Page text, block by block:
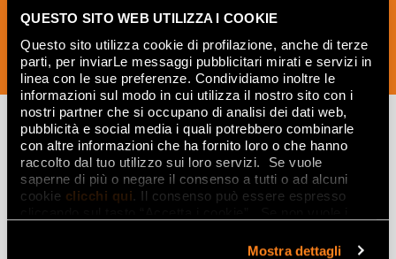
QUESTO SITO WEB UTILIZZA I COOKIE
Questo sito utilizza cookie di profilazione, anche di terze
parti, per inviarLe messaggi pubblicitari mirati e servizi in
linea con le sue preferenze. Condividiamo inoltre le
informazioni sul modo in cui utilizza il nostro sito con i
nostri partner che si occupano di analisi dei dati web,
pubblicità e social media i quali potrebbero combinarle
con altre informazioni che ha fornito loro o che hanno
raccolto dal tuo utilizzo sui loro servizi. Se vuole
saperne di più o negare il consenso a tutti o ad alcuni
cookie clicchi qui. Il consenso può essere espresso
Mostra dettagli
SOUSCRIVEZ MAINTENANT
Lasciati
ispirare
da ambienti